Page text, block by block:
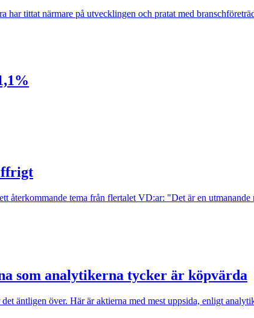
tittat närmare på utvecklingen och pratat med
återkommande tema från flertalet VD:ar: "Det är en
som analytikerna tycker är köpvärda
äntligen över. Här är aktierna med mest uppsida, enligt